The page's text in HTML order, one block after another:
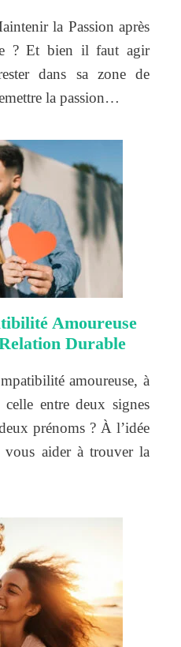
la Passion après
? Et bien il faut agir
dans sa zone de
la passion…
Amoureuse
Durable
amoureuse, à
entre deux signes
prénoms ? À l’idée
vous aider à trouver la